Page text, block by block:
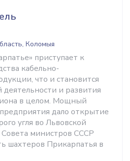
Коломыя
приступает к
кабельно-
что и становится
и развития
в целом. Мощный
дало открытие
угля во Львовской
министров СССР
шахтеров Прикарпатья в